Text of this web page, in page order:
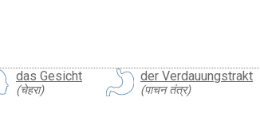
das Gesicht
(चेहरा)
der Verdauungstrakt
(पाचन तंत्र)